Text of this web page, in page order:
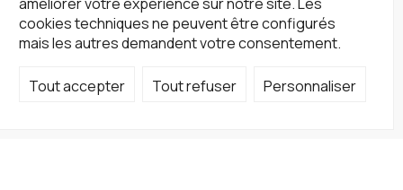
cookies techniques ne peuvent être configurés
mais les autres demandent votre consentement.
Tout accepter Tout refuser Personnaliser